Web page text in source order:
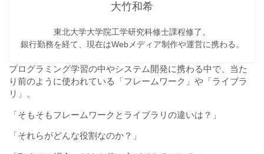
大竹和希
東北大学大学院工学研究科修士課程修了。
銀行勤務を経て、現在はWebメディア制作や運営に携わる。
プログラミング学習の中やシステム開発に携わる中で、当た
り前のように使われている「フレームワーク」や「ライブラ
リ」。
「そもそもフレームワークとライブラリの違いは？」
「それらがどんな役割なのか？」